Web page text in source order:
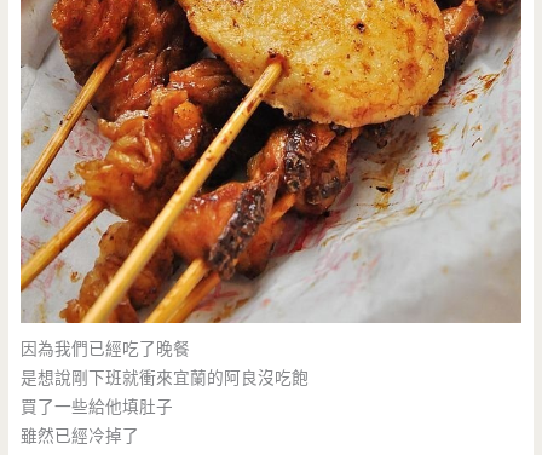
因為我們已經吃了晚餐
是想說剛下班就衝來宜蘭的阿良沒吃飽
買了一些給他填肚子
雖然已經冷掉了